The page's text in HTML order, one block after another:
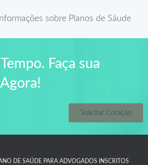
sobre Planos de Sáude
Faça sua
Solicitar Cotação
DE SAÚDE PARA ADVOGADOS INSCRITOS